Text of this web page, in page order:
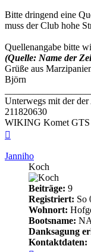
Bitte dringend eine
muss der Club hohe
Quellenangabe bitte
(Quelle: Name der
Grüße aus
Björn
Unterwegs mit der
211820630
WIKING Komet GTS
Janniho
Koch
Beiträge: 9
Registriert: So
Wohnort:
Bootsname:
Danksagung
Kontaktdaten: